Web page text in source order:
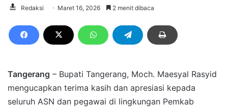
Redaksi Maret 16, 2026 2 menit dibaca
Tangerang – Bupati Tangerang, Moch. Maesyal Rasyid
mengucapkan terima kasih dan apresiasi kepada
seluruh ASN dan pegawai di lingkungan Pemkab